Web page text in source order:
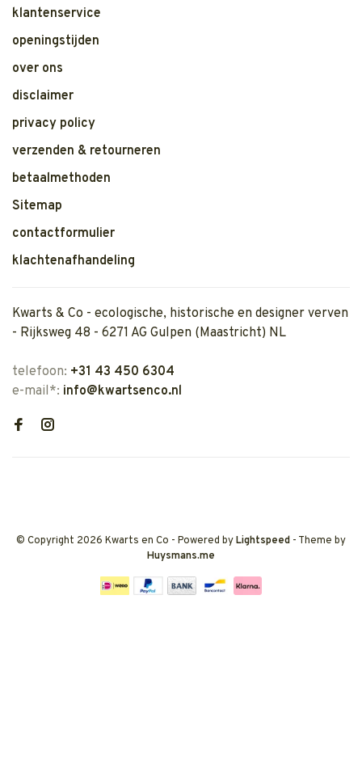
klantenservice
openingstijden
over ons
disclaimer
privacy policy
verzenden & retourneren
betaalmethoden
Sitemap
contactformulier
klachtenafhandeling
Kwarts & Co - ecologische, historische en designer verven
- Rijksweg 48 - 6271 AG Gulpen (Maastricht) NL
telefoon: +31 43 450 6304
e-mail*: info@kwartsenco.nl
© Copyright 2026 Kwarts en Co - Powered byLightspeed - Theme by
Huysmans.me